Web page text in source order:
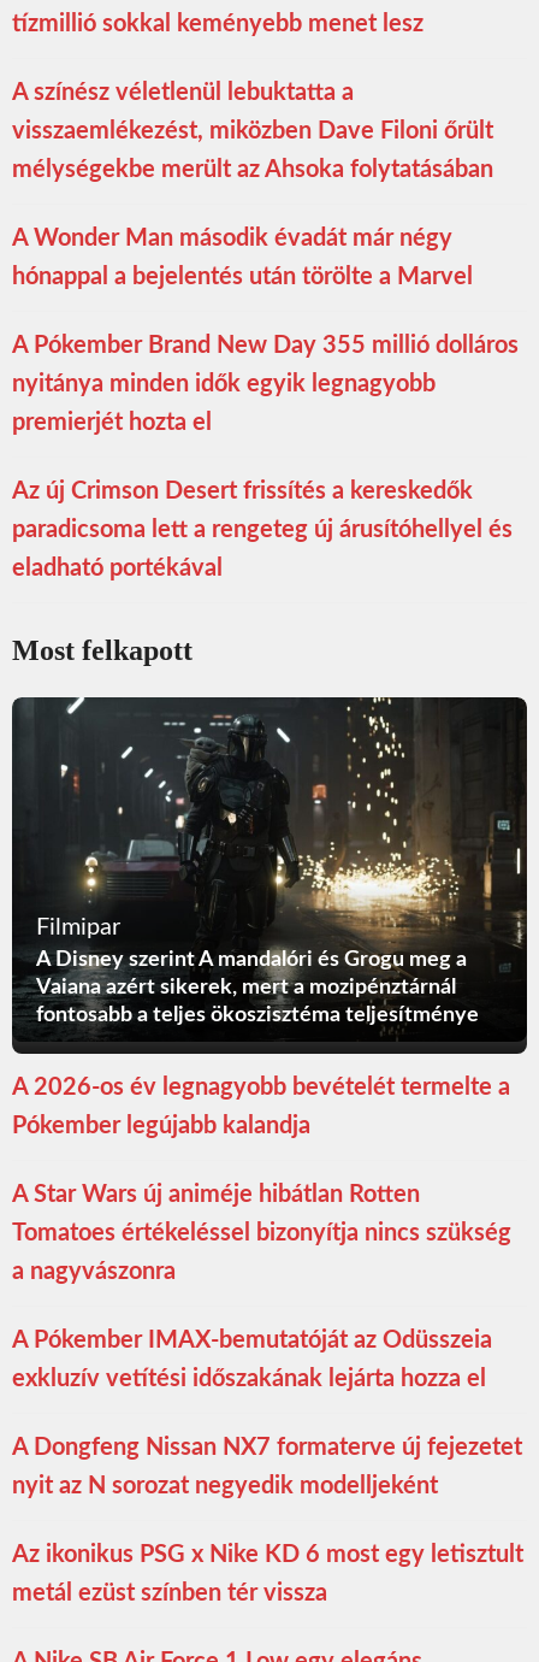
tízmillió sokkal keményebb menet lesz
A színész véletlenül lebuktatta a
visszaemlékezést, miközben Dave Filoni őrült
mélységekbe merült az Ahsoka folytatásában
A Wonder Man második évadát már négy
hónappal a bejelentés után törölte a Marvel
A Pókember Brand New Day 355 millió dolláros
nyitánya minden idők egyik legnagyobb
premierjét hozta el
Az új Crimson Desert frissítés a kereskedők
paradicsoma lett a rengeteg új árusítóhellyel és
eladható portékával
Most felkapott
Filmipar
A Disney szerint A mandalóri és Grogu meg a
Vaiana azért sikerek, mert a mozipénztárnál
fontosabb a teljes ökoszisztéma teljesítménye
A 2026-os év legnagyobb bevételét termelte a
Pókember legújabb kalandja
A Star Wars új animéje hibátlan Rotten
Tomatoes értékeléssel bizonyítja nincs szükség
a nagyvászonra
A Pókember IMAX-bemutatóját az Odüsszeia
exkluzív vetítési időszakának lejárta hozza el
A Dongfeng Nissan NX7 formaterve új fejezetet
nyit az N sorozat negyedik modelljeként
Az ikonikus PSG x Nike KD 6 most egy letisztult
metál ezüst színben tér vissza